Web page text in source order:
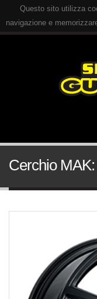
Questo sito utilizza
navigazione e
Cerchio